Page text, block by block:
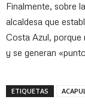
Finalmente, sobre
alcaldesa que
Costa Azul, porque
y se generan
ETIQUETAS